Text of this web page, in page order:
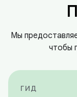
Мы
чтобы
ГИД